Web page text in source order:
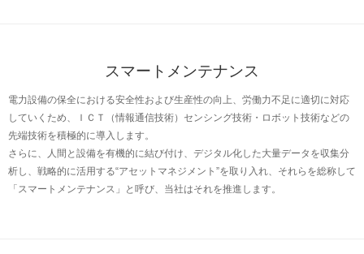
スマートメンテナンス
電力設備の保全における安全性および生産性の向上、労働力不足に適切に対応
していくため、ＩＣＴ（情報通信技術）センシング技術・ロボット技術などの
先端技術を積極的に導入します。
さらに、人間と設備を有機的に結び付け、デジタル化した大量データを収集分
析し、戦略的に活用する“アセットマネジメント”を取り入れ、それらを総称して
「スマートメンテナンス」と呼び、当社はそれを推進します。